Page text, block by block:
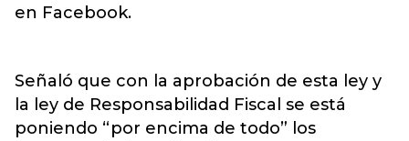
en Facebook.
Señaló que con la aprobación de esta ley y
la ley de Responsabilidad Fiscal se está
poniendo “por encima de todo” los